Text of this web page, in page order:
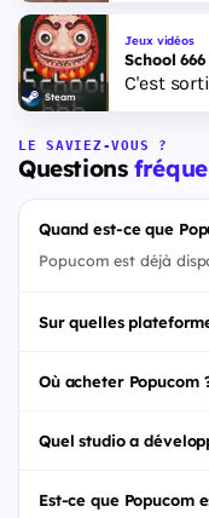
Steam
Jeux vidéos
School 666
C'est
LE SAVIEZ-VOUS ?
Questions
Quand est-ce que
Popucom est déjà
Sur quelles
Où acheter Popucom
Quel studio a
Est-ce que Popucom